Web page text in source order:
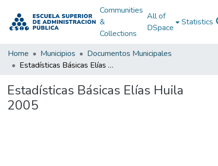
Communities
&
Collections
All of
DSpace
Statistics
Home Municipios
Documentos Municipales
Estadísticas Básicas Elías Huila 2005
Estadísticas Básicas Elías Huila
2005